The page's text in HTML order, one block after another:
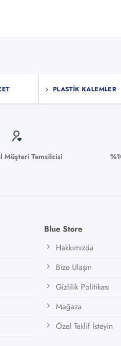
PLASTIK KALEMLER
Müşteri Temsilcisi
Blue Store
Hakkımızda
Bize Ulaşın
Gizlilik Politikası
Mağaza
Özel Teklif İsteyin